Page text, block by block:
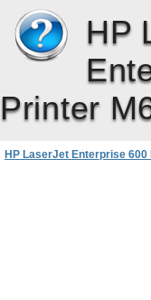
HP
Printer
HP LaserJet Enterprise